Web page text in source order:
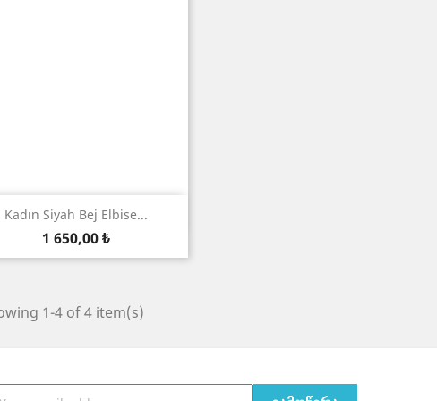
Kadın Siyah Bej Elbise...
ფასი
1 650,00 ₺
ნახვა
1-4 of 4 item(s)